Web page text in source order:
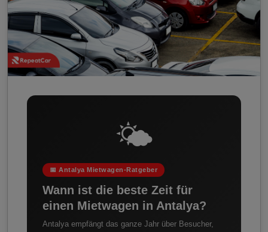
🌤️
📅 Antalya Mietwagen-Ratgeber
Wann ist die beste Zeit für
einen Mietwagen in Antalya?
Antalya empfängt das ganze Jahr über Besucher,